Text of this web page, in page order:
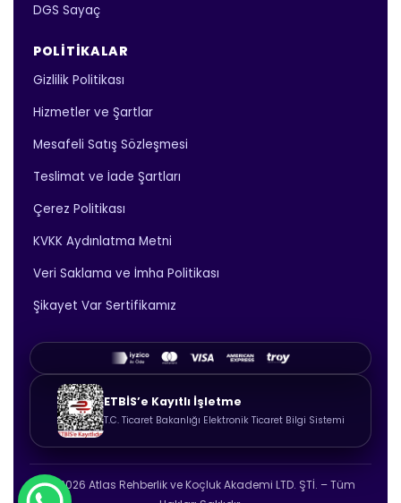
DGS Sayaç
POLITIKALAR
Gizlilik Politikası
Hizmetler ve Şartlar
Mesafeli Satış Sözleşmesi
Teslimat ve İade Şartları
Çerez Politikası
KVKK Aydınlatma Metni
Veri Saklama ve İmha Politikası
Şikayet Var Sertifikamız
ETBİS’e Kayıtlı İşletme
T.C. Ticaret Bakanlığı Elektronik Ticaret Bilgi Sistemi
© 2026 Atlas Rehberlik ve Koçluk Akademi LTD. ŞTİ. – Tüm